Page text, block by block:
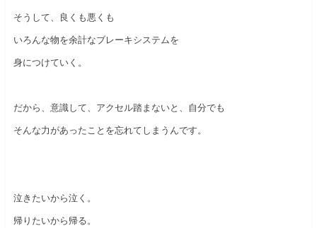
そうして、良くも悪くも
いろんな物を余計なブレーキシステムを
身につけていく。
だから、意識して、アクセル踏まないと、自分でも
そんな力があったことを忘れてしまうんです。
泣きたいから泣く。
帰りたいから帰る。